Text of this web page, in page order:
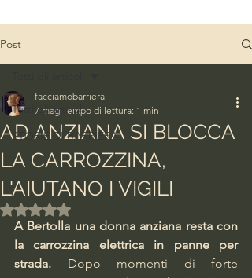
Post
Tutti gli articoli
STORIE DI BARRIERA
AD ANZIANA SI BLOCCA
LA CARROZZINA,
L'AIUTANO I VIGILI
facciamobarriera
7 mag Tempo di lettura: 1 min
Valutazione NaN stelle su 5.
A Bertolla una donna anziana resta con
la carrozzina elettrica in panne per
strada. Dopo momenti di forte